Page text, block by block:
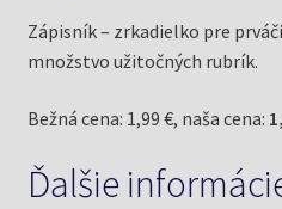
Zápisník – zrkadielko pre
množstvo užitočných rubrík.
Bežná cena: 1,99 €, naša cena:
Ďalšie